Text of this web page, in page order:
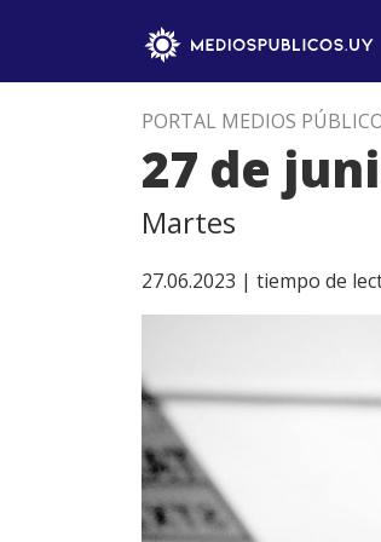
PORTAL MEDIOS
27 de
Martes
27.06.2023 | tiempo de